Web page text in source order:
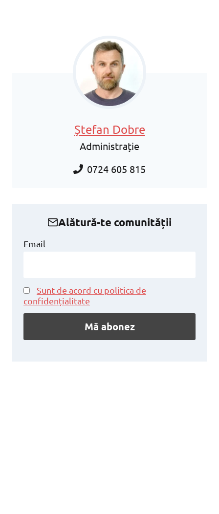
Ștefan Dobre
Administrație
0724 605 815
Alătură-te comunității
Email
Sunt de acord cu politica de
confidențialitate